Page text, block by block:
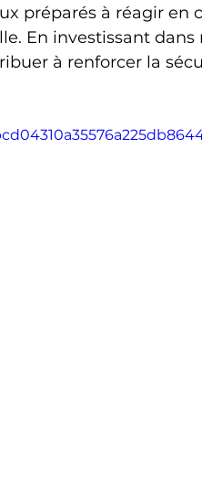
préparés à réagir en
En investissant dans
à renforcer la